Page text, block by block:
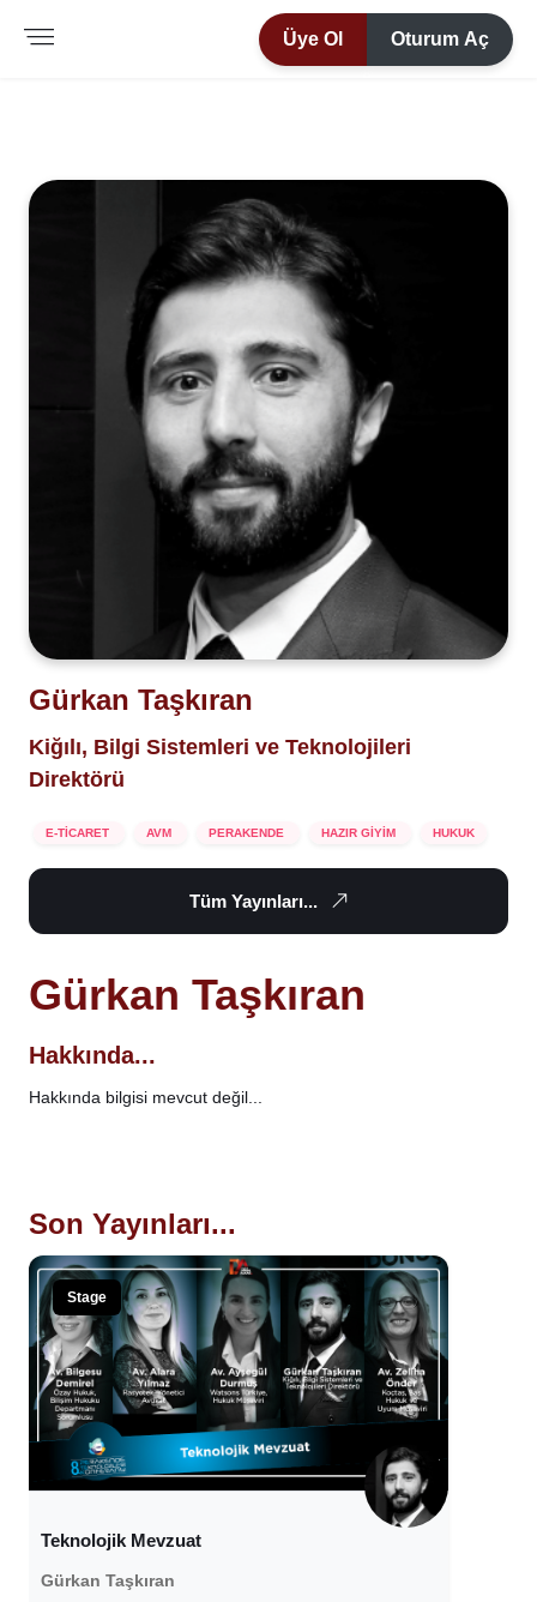
Üye Ol Oturum Aç
Gürkan Taşkıran
Kiğılı, Bilgi Sistemleri ve Teknolojileri
Direktörü
E-TİCARET AVM PERAKENDE HAZIR GİYİM HUKUK
Tüm Yayınları...
Gürkan Taşkıran
Hakkında...
Hakkında bilgisi mevcut değil...
Son Yayınları...
Stage
Teknolojik Mevzuat
Gürkan Taşkıran